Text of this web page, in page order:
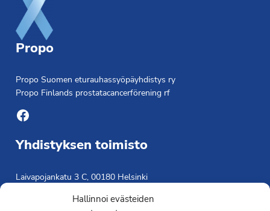
Hallinnoi evästeiden
Propo
Propo Suomen eturauhassyöpäyhdistys ry
Propo Finlands prostatacancerförening rf
Facebook
Yhdistyksen toimisto
Laivapojankatu 3 C, 00180 Helsinki
Saavutettavuusseloste »